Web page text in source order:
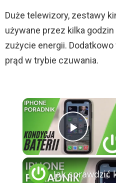
Duże telewizory, zestawy
używane przez kilka
zużycie energii.
prąd w trybie czuwania.
Play